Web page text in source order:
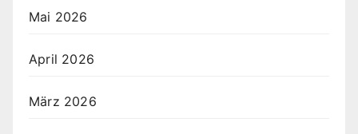
Mai 2026
April 2026
März 2026